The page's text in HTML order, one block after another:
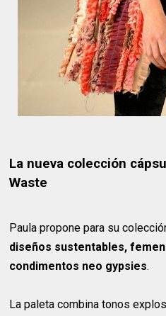
La nueva colección
Waste
Paula propone para su
diseños sustentables,
condimentos neo gypsies.
La paleta combina tonos